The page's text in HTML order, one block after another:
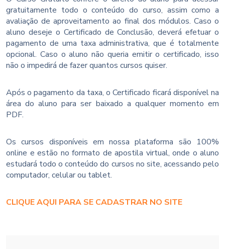
gratuitamente todo o conteúdo do curso, assim como a
avaliação de aproveitamento ao final dos módulos. Caso o
aluno deseje o Certificado de Conclusão, deverá efetuar o
pagamento de uma taxa administrativa, que é totalmente
opcional. Caso o aluno não queria emitir o certificado, isso
não o impedirá de fazer quantos cursos quiser.
Após o pagamento da taxa, o Certificado ficará disponível na
área do aluno para ser baixado a qualquer momento em
PDF.
Os cursos disponíveis em nossa plataforma são 100%
online e estão no formato de apostila virtual, onde o aluno
estudará todo o conteúdo do cursos no site, acessando pelo
computador, celular ou tablet.
CLIQUE AQUI PARA SE CADASTRAR NO SITE